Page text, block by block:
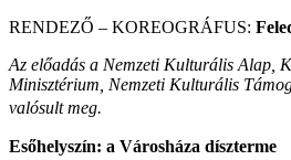
RENDEZŐ – KOREOGRÁFUS:
Az előadás a Nemzeti Kulturális Alap,
Minisztérium, Nemzeti Kulturális
valósult meg.
Esőhelyszín: a Városháza díszterme